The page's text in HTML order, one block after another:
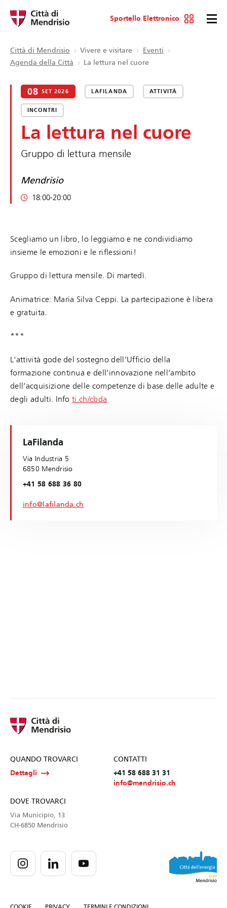
Sportello Elettronico
Città di Mendrisio Vivere e visitare
Eventi
Agenda della Città
La lettura nel cuore
08 SET 2026 LAFILANDA ATTIVITÀ
INCONTRI
La lettura nel cuore
Gruppo di lettura mensile
Mendrisio
18:00-20:00
Scegliamo un libro, lo leggiamo e ne condividiamo
insieme le emozioni e le riflessioni!
Gruppo di lettura mensile. Di martedì.
Animatrice: Maria Silva Ceppi. La partecipazione è libera
e gratuita.
***
L'attività gode del sostegno dell’Ufficio della
formazione continua e dell’innovazione nell’ambito
dell’acquisizione delle competenze di base delle adulte e
degli adulti. Infoti.ch/cbda
LaFilanda
Via Industria 5
6850 Mendrisio
+41 58 688 36 80
info@lafilanda.ch
QUANDO TROVARCI
Dettagli
CONTATTI
+41 58 688 31 31
info@mendrisio.ch
DOVE TROVARCI
Via Municipio, 13
CH-6850 Mendrisio